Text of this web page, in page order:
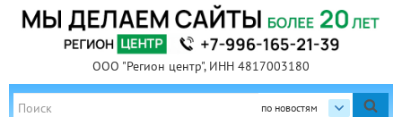
ООО "Регион центр", ИНН 4817003180
по новостям